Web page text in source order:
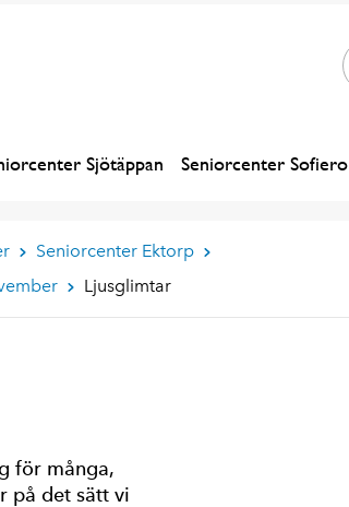
Sjötäppan Seniorcenter Sofiero
Seniorcenter Ektorp
Ljusglimtar
för många,
på det sätt vi